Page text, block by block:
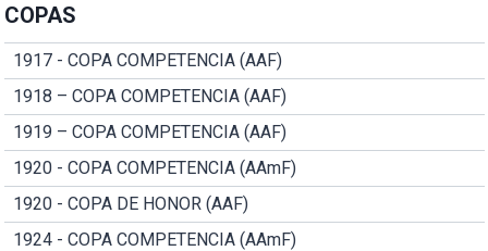
COPAS
1917 - COPA COMPETENCIA (AAF)
1918 – COPA COMPETENCIA (AAF)
1919 – COPA COMPETENCIA (AAF)
1920 - COPA COMPETENCIA (AAmF)
1920 - COPA DE HONOR (AAF)
1924 - COPA COMPETENCIA (AAmF)